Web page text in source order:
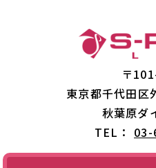
〒
東京都千代田
秋葉原ダ
TEL： 03-